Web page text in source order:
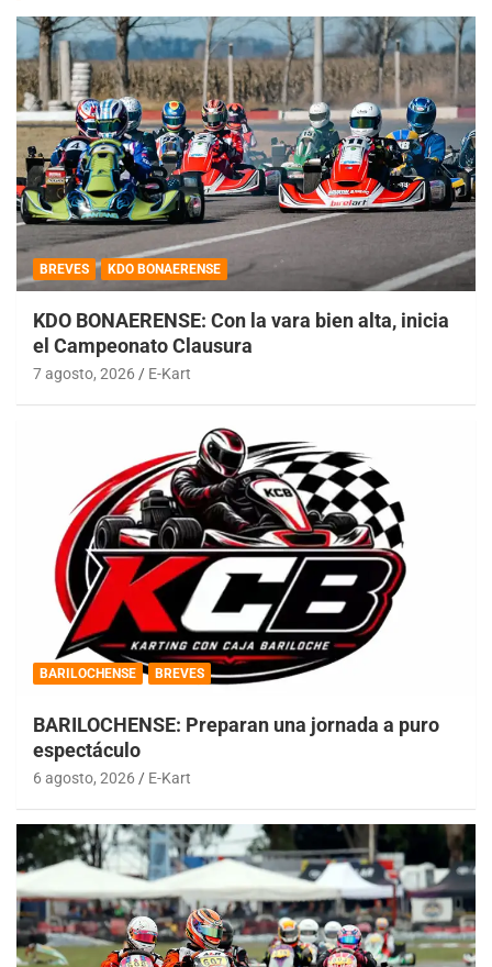
BREVES KDO BONAERENSE
KDO BONAERENSE: Con la vara bien alta, inicia
el Campeonato Clausura
7 agosto, 2026 E-Kart
BARILOCHENSE BREVES
BARILOCHENSE: Preparan una jornada a puro
espectáculo
6 agosto, 2026 E-Kart